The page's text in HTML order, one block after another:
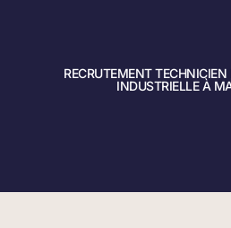
RECRUTEMENT
INDUSTRIELLE À